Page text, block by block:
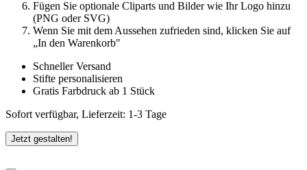
Fügen Sie optionale Cliparts und Bilder wie Ihr Logo hinzu
(PNG oder SVG)
Wenn Sie mit dem Aussehen zufrieden sind, klicken Sie auf
„In den Warenkorb"
Schneller Versand
Stifte personalisieren
Gratis Farbdruck ab 1 Stück
Sofort verfügbar, Lieferzeit: 1-3 Tage
Jetzt gestalten!